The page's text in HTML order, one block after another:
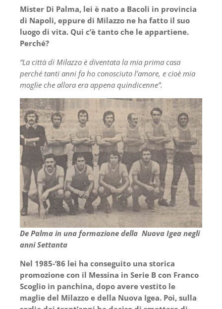
Mister Di Palma, lei è nato a Bacoli in provincia
di Napoli, eppure di Milazzo ne ha fatto il suo
luogo di vita. Qui c’è tanto che le appartiene.
Perché?
“La città di Milazzo è diventata la mia prima casa
perché tanti anni fa ho conosciuto l’amore, e cioè mia
moglie che allora era appena quindicenne”.
De Palma in una formazione della Nuova Igea negli
anni Settanta
Nel 1985-‘86 lei ha conseguito una storica
promozione con il Messina in Serie B con Franco
Scoglio in panchina, dopo avere vestito le
maglie del Milazzo e della Nuova Igea. Poi, sulla